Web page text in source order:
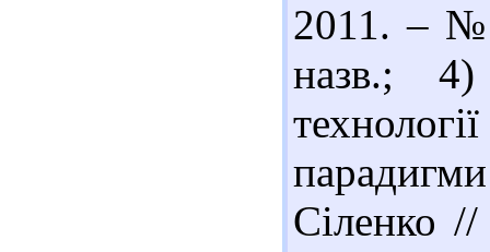
2011. – №
назв.; 4)
Сіленко